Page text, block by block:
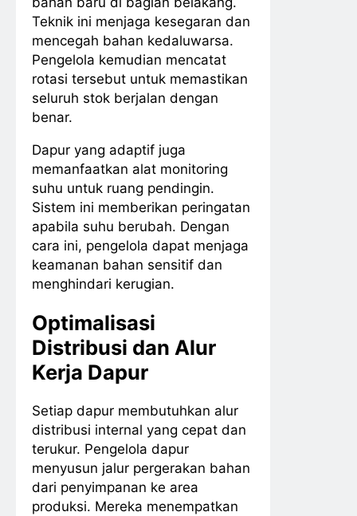
Teknik ini menjaga kesegaran dan
mencegah bahan kedaluwarsa.
Pengelola kemudian mencatat
rotasi tersebut untuk memastikan
seluruh stok berjalan dengan
benar.
Dapur yang adaptif juga
memanfaatkan alat monitoring
suhu untuk ruang pendingin.
Sistem ini memberikan peringatan
apabila suhu berubah. Dengan
cara ini, pengelola dapat menjaga
keamanan bahan sensitif dan
menghindari kerugian.
Optimalisasi
Distribusi dan Alur
Kerja Dapur
Setiap dapur membutuhkan alur
distribusi internal yang cepat dan
terukur. Pengelola dapur
menyusun jalur pergerakan bahan
dari penyimpanan ke area
produksi. Mereka menempatkan